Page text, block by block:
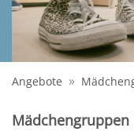
Angebote